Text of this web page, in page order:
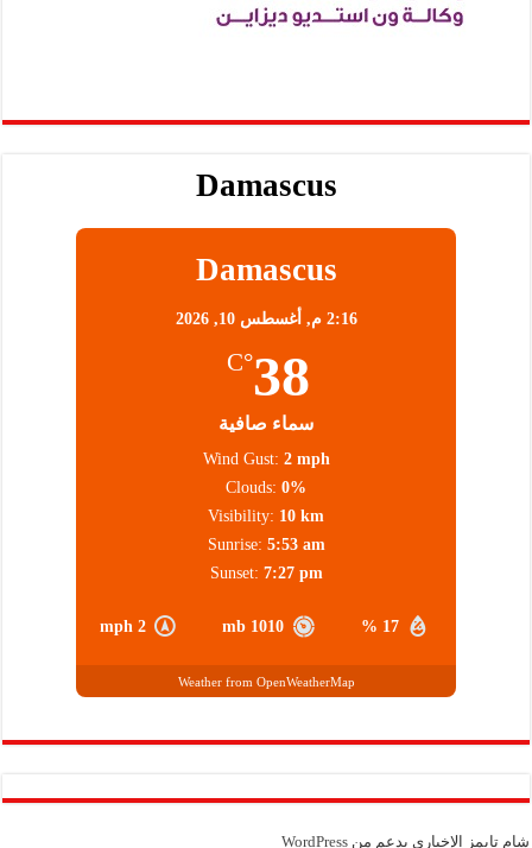
Damascus
Damascus
2:16 م, أغسطس 10, 2026
38
°C
سماء صافية
17 %
1010 mb
2 mph
Wind Gust: 2 mph
Clouds: 0%
Visibility: 10 km
Sunrise: 5:53 am
Sunset: 7:27 pm
Weather from OpenWeatherMap
شام تايمز الإخباري بدعم منWordPress